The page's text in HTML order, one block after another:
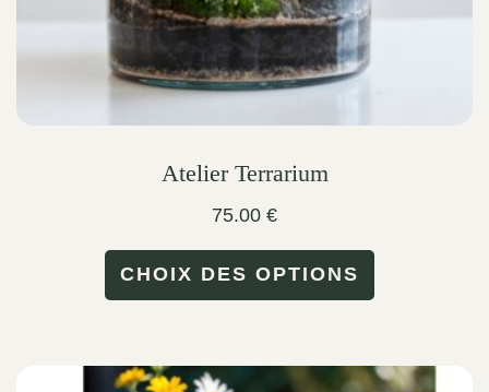
product
Atelier Terrarium
75.00 €
CHOIX DES OPTIONS
multiple